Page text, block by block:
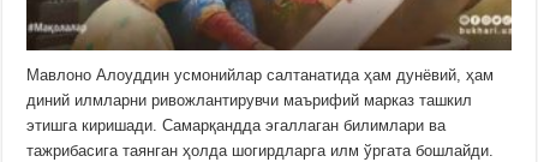
Мавлоно Алоуддин усмонийлар салтанатида ҳам дунёвий, ҳам
диний илмларни ривожлантирувчи маърифий марказ ташкил
этишга киришади. Самарқандда эгаллаган билимлари ва
тажрибасига таянган ҳолда шогирдларга илм ўргата бошлайди.